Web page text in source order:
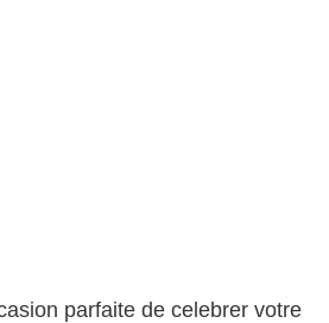
parfaite de celebrer votre